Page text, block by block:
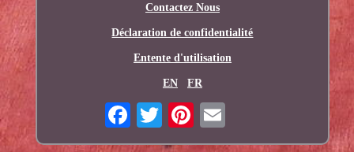
Contactez Nous
Déclaration de confidentialité
Entente d'utilisation
EN FR